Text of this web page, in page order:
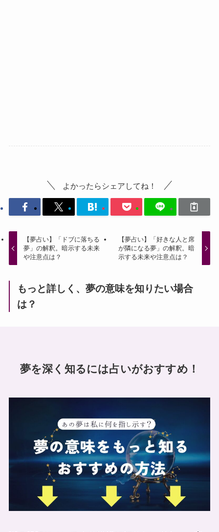
よかったらシェアしてね！
【夢占い】「ドブに落ちる
夢」の解釈。暗示する未来
や注意点は？
【夢占い】「好きな人と席
が隣になる夢」の解釈。暗
示する未来や注意点は？
もっと詳しく、夢の意味を知りたい場合
は？
夢を深く知るには占いがおすすめ！